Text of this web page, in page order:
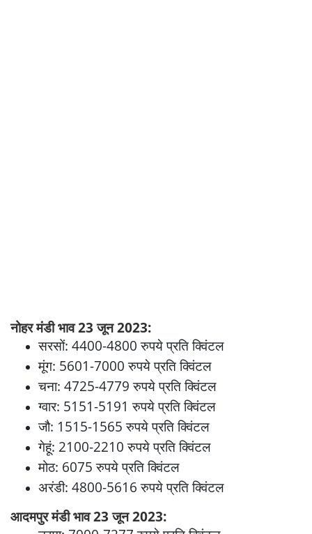
नोहर मंडी भाव 23 जून 2023:
सरसों: 4400-4800 रुपये प्रति क्विंटल
मूंग: 5601-7000 रुपये प्रति क्विंटल
चना: 4725-4779 रुपये प्रति क्विंटल
ग्वार: 5151-5191 रुपये प्रति क्विंटल
जौ: 1515-1565 रुपये प्रति क्विंटल
गेहूं: 2100-2210 रुपये प्रति क्विंटल
मोठ: 6075 रुपये प्रति क्विंटल
अरंडी: 4800-5616 रुपये प्रति क्विंटल
आदमपुर मंडी भाव 23 जून 2023: